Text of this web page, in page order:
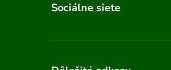
Sociálne siete